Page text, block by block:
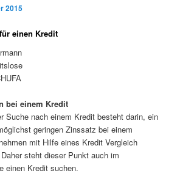
2015
einen Kredit
bei einem Kredit
Suche nach einem Kredit besteht darin, ein
geringen Zinssatz bei einem
mit Hilfe eines Kredit Vergleich
steht dieser Punkt auch im
einen Kredit suchen.